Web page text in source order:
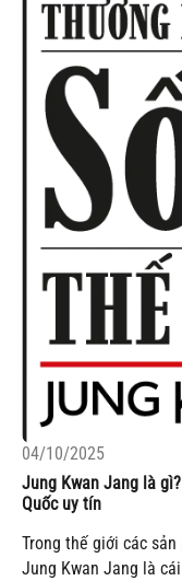
04/10/2025
Jung Kwan Jang là
Quốc uy tín
Trong thế giới các
Jung Kwan Jang là